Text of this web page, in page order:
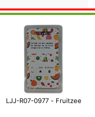
LJJ-R07-0977 - Fruitzee